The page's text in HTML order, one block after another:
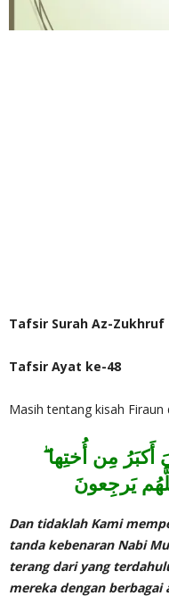
Tafsir Surah Az-Zukhruf
Tafsir Ayat ke-48
Masih tentang kisah Firaun
يَرجِعونَ
Dan tidaklah Kami
tanda kebenaran Nabi
terang dari yang
mereka dengan berbagai